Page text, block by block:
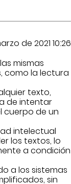
de 2021 10:26
mismas
como la lectura
texto,
de intentar
cuerpo de un
intelectual
los textos, lo
a condición
a los sistemas
sin